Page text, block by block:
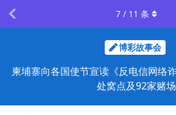
博彩故事会
柬埔寨向各国使节宣读《反电信网络
处窝点及92家赌场
7 / 11 条